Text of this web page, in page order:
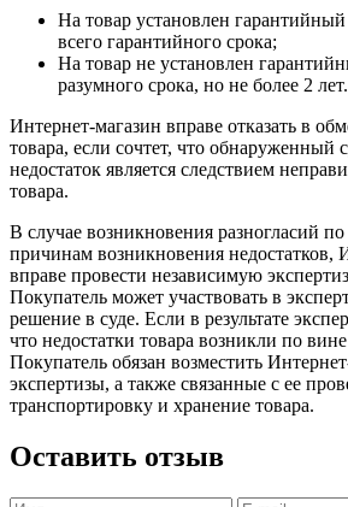
На товар установлен
всего гарантийного срока;
На товар не установлен
разумного срока, но не более 2 лет.
Интернет-магазин вправе отказать в
товара, если сочтет, что обнаруженный
недостаток является следствием
товара.
В случае возникновения разногласий по
причинам возникновения недостатков,
вправе провести независимую
Покупатель может участвовать в
решение в суде. Если в результате
что недостатки товара возникли по
Покупатель обязан возместить
экспертизы, а также связанные с ее
транспортировку и хранение товара.
Оставить отзыв